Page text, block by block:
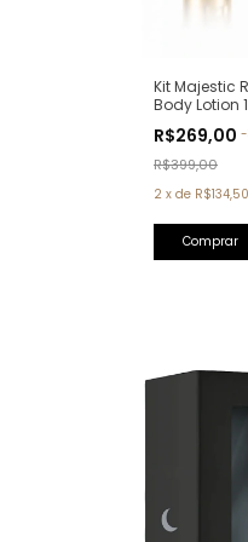
Kit Majestic
Body Lotion
R$269,00 -
R$399,00
2 x de R$134,50